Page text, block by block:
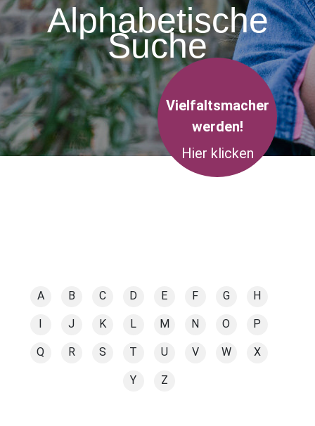
Alphabetische
Suche
Vielfaltsmacher
werden!
Hier klicken
A B C D E F G H
I J K L M N O P
Q R S T U V W X
Y Z